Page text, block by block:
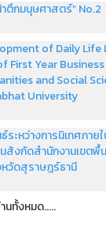
ตึกมนุษศาสตร์” No.2
of Daily Life
First Year
and Social
University
ระหว่างการนิเทศภาย
สังกัดสำนักงานเขตพื้
หวัดสุราษฎร์ธานี
นทั้งหมด.....